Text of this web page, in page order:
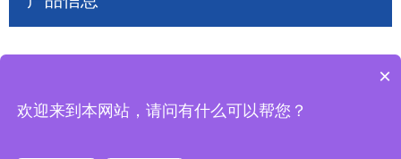
×
欢迎来到本网站，请问有什么可以帮您？